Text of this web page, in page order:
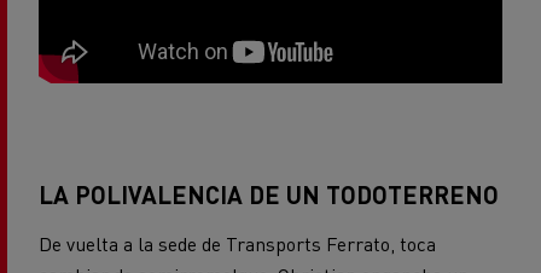
LA POLIVALENCIA DE UN TODOTERRENO
De vuelta a la sede de Transports Ferrato, toca